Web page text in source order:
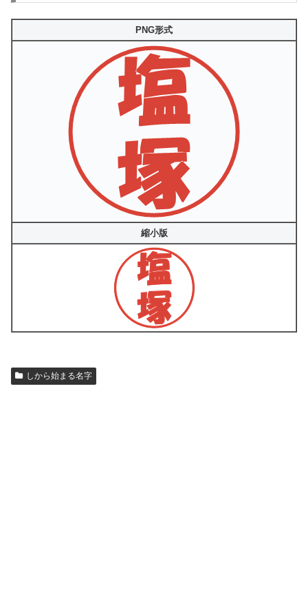
PNG形式
縮小版
しから始まる名字